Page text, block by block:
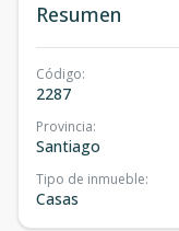
Resumen
Código:
2287
Provincia:
Santiago
Tipo de inmueble:
Casas